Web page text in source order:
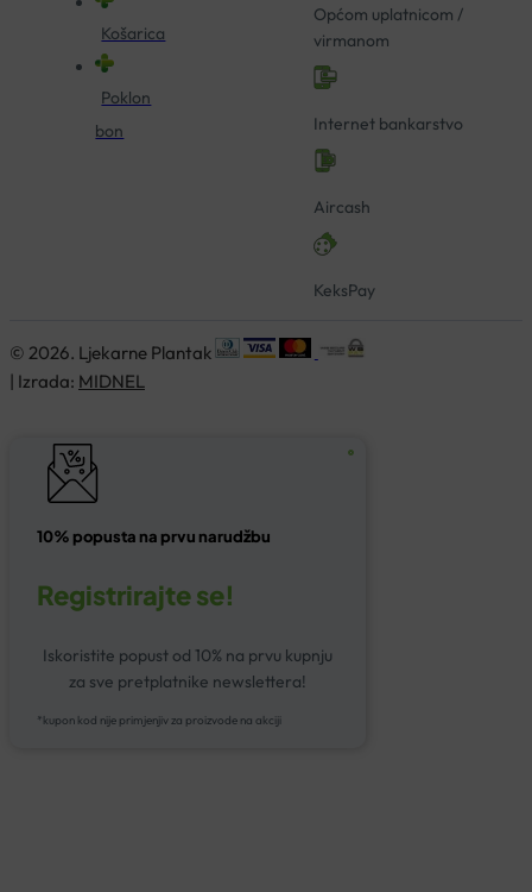
Košarica
Poklon
bon
Općom uplatnicom /
virmanom
Internet bankarstvo
Aircash
KeksPay
© 2026. Ljekarne Plantak
| Izrada: MIDNEL
10% popusta na prvu narudžbu
Registrirajte se!
Iskoristite popust od 10% na prvu kupnju
za sve pretplatnike newslettera!
*kupon kod nije primjenjiv za proizvode na akciji